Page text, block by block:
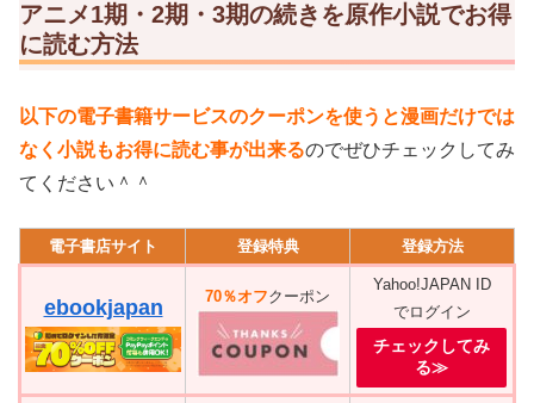
アニメ1期・2期・3期の続きを原作小説でお得
に読む方法
以下の電子書籍サービスのクーポンを使うと漫画だけでは
なく小説もお得に読む事が出来るのでぜひチェックしてみ
てください＾＾
電子書店サイト 登録特典 登録方法
ebookjapan 70％オフクーポン
Yahoo!JAPAN ID
でログイン
チェックしてみ
る≫